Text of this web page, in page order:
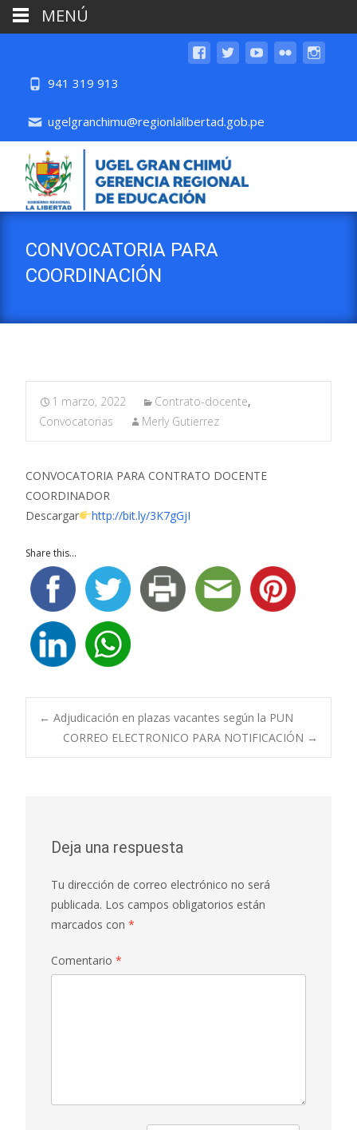
941 319 913
ugelgranchimu@regionlalibertad.gob.pe
CONVOCATORIA PARA
COORDINACIÓN
1 marzo, 2022 Contrato-docente,
Convocatorias
Merly Gutierrez
CONVOCATORIA PARA CONTRATO DOCENTE
COORDINADOR
Descargar
http://bit.ly/3K7gGjI
Share this...
Navegación
entradas
← Adjudicación en plazas vacantes según la PUN
CORREO ELECTRONICO PARA NOTIFICACIÓN →
Deja una respuesta
Tu dirección de correo electrónico no será
publicada. Los campos obligatorios están
marcados con *
Comentario *
MENÚ